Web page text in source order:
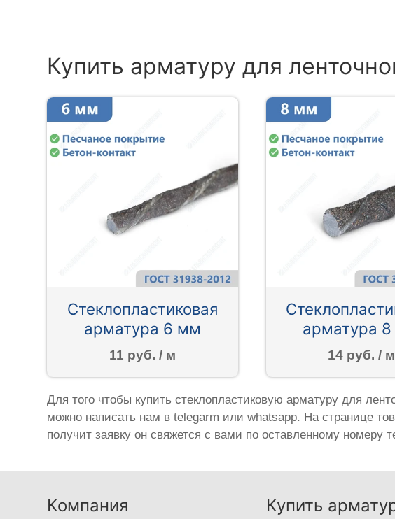
Купить арматуру для
Стеклопластиковая
арматура 6 мм
11 руб. / м
арматура
14 руб. / м
Для того чтобы купить стеклопластиковую арматуру для
можно написать нам в telegarm или whatsapp. На странице
получит заявку он свяжется с вами по оставленному номеру
Компания Купить